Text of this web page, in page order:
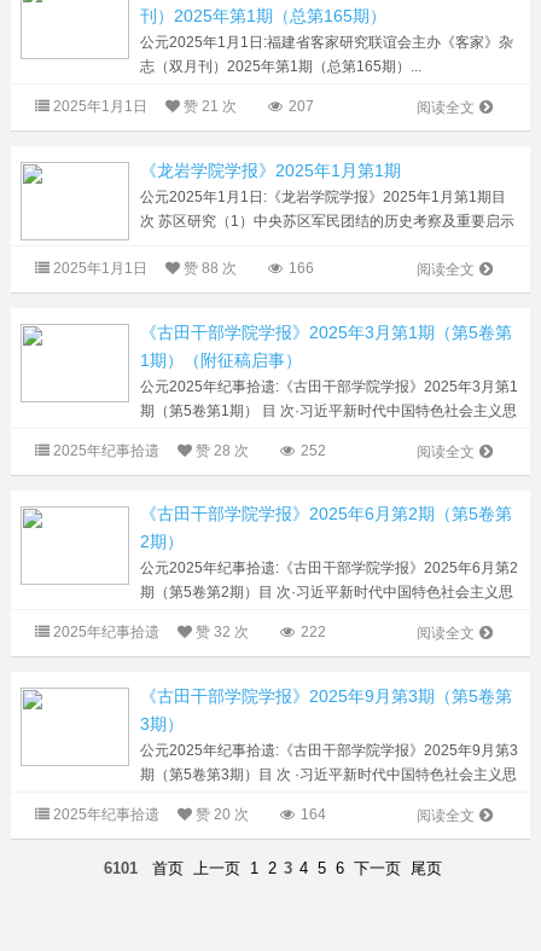
刊）2025年第1期（总第165期）
公元2025年1月1日:福建省客家研究联谊会主办《客家》杂
志（双月刊）2025年第1期（总第165期）...
阅读全文
2025年1月1日 赞21 次 207
《龙岩学院学报》2025年1月第1期
公元2025年1月1日:《龙岩学院学报》2025年1月第1期目
次 苏区研究（1）中央苏区军民团结的历史考察及重要启示
杨玉凤（16）闽西苏区首创土地分配原...
阅读全文
2025年1月1日 赞88 次 166
《古田干部学院学报》2025年3月第1期（第5卷第
1期）（附征稿启事）
公元2025年纪事拾遗:《古田干部学院学报》2025年3月第1
期（第5卷第1期） 目 次·习近平新时代中国特色社会主义思
何建津 林远航（6）抗洪精神的...
阅读全文
2025年纪事拾遗 赞28 次 252
《古田干部学院学报》2025年6月第2期（第5卷第
2期）
公元2025年纪事拾遗:《古田干部学院学报》2025年6月第2
期（第5卷第2期）目 次·习近平新时代中国特色社会主义思
张觉文（9）习近平全面深化改革新思...
阅读全文
2025年纪事拾遗 赞32 次 222
《古田干部学院学报》2025年9月第3期（第5卷第
3期）
公元2025年纪事拾遗:《古田干部学院学报》2025年9月第3
期（第5卷第3期）目 次 ·习近平新时代中国特色社会主义思
审视 黎世红 陈宣 许伟（8）调查研...
阅读全文
2025年纪事拾遗 赞20 次 164
6101 首页 上一页 1 2 3 4 5 6 下一页 尾页